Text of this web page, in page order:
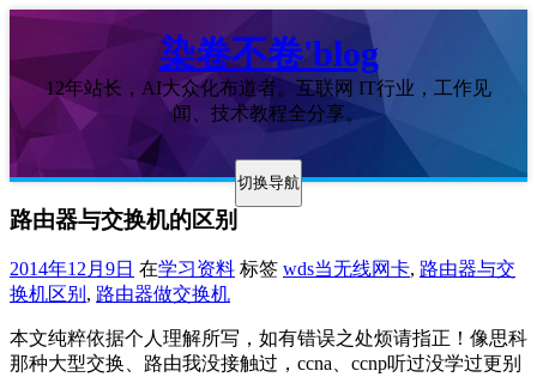
染卷不卷'blog
12年站长，AI大众化布道者。互联网 IT行业，工作见
闻、技术教程全分享。
切换导航
路由器与交换机的区别
2014年12月9日 在学习资料 标签 wds当无线网卡, 路由器与交
换机区别 , 路由器做交换机
本文纯粹依据个人理解所写，如有错误之处烦请指正！像思科
那种大型交换、路由我没接触过，ccna、ccnp听过没学过更别